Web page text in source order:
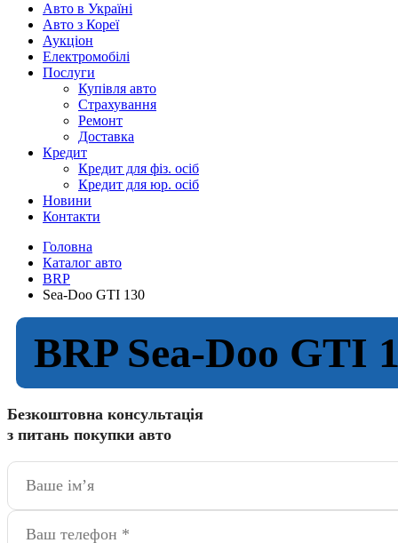
Авто в Україні
Авто з Кореї
Аукціон
Електромобілі
Послуги
Купівля авто
Страхування
Ремонт
Доставка
Кредит
Кредит для фіз. осіб
Кредит для юр. осіб
Новини
Контакти
Головна
Каталог авто
BRP
Sea-Doo GTI 130
BRP Sea-Doo GTI
Безкоштовна консультація
з питань покупки авто